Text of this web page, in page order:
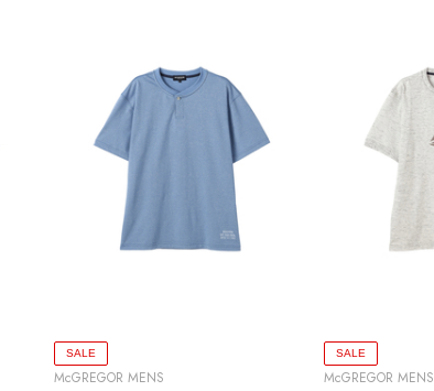
SALE
McGREGOR MENS
SALE
McGREGOR MENS